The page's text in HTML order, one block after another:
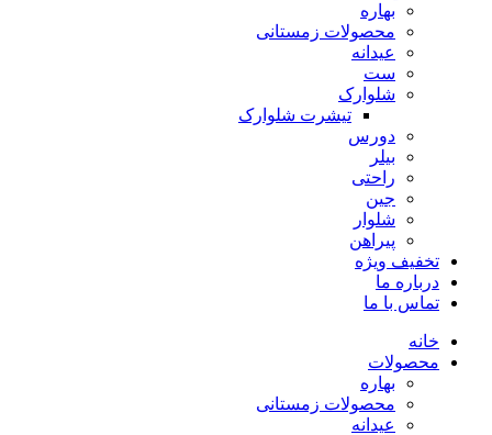
بهاره
محصولات زمستانی
عیدانه
ست
شلوارک
تیشرت شلوارک
دورس
بیلر
راحتی
جین
شلوار
پیراهن
تخفیف ویژه
درباره ما
تماس با ما
خانه
محصولات
بهاره
محصولات زمستانی
عیدانه